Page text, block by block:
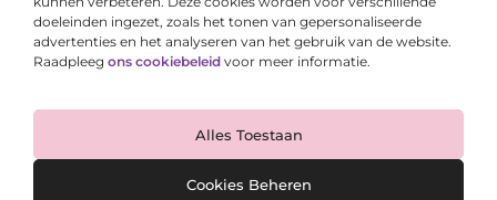
doeleinden ingezet, zoals het tonen van gepersonaliseerde
advertenties en het analyseren van het gebruik van de website.
Raadpleeg ons cookiebeleid voor meer informatie.
Alles Toestaan
Cookies Beheren
Laat je verrassen door creatieve blogs vol inspiratie,
www.lindart.be